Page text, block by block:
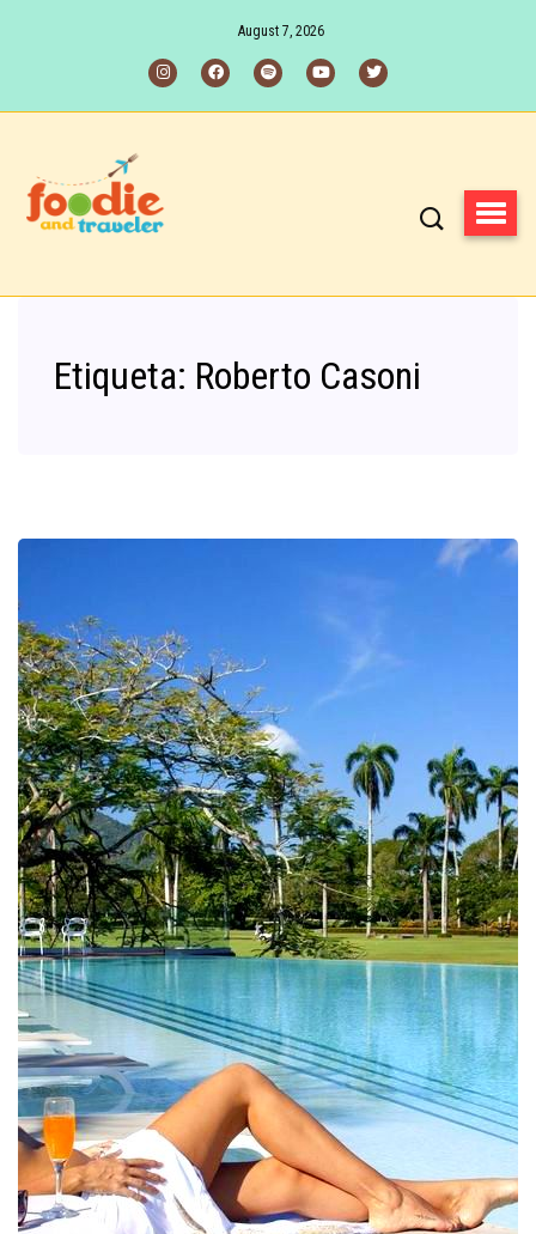
August 7, 2026
Etiqueta: Roberto Casoni